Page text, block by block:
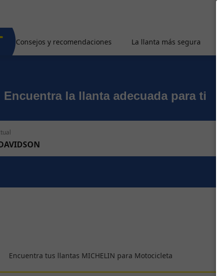
Consejos y recomendaciones La llanta más segura
Encuentra la llanta adecuada para ti
Encuentra tus llantas MICHELIN para Motocicleta